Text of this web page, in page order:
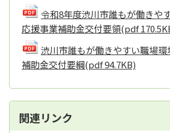
令和8年度渋川市誰もが働きや
応援事業補助金交付要領(pdf
渋川市誰もが働きやすい職場
補助金交付要綱(pdf 94.7KB)
関連リンク